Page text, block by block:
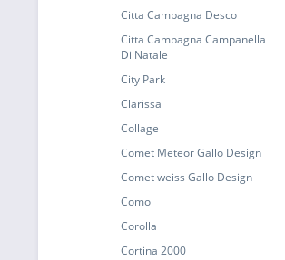
Citta Campagna Desco
Citta Campagna Campanella
Di Natale
City Park
Clarissa
Collage
Comet Meteor Gallo Design
Comet weiss Gallo Design
Como
Corolla
Cortina 2000